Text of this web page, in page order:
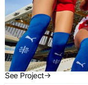
See Project→